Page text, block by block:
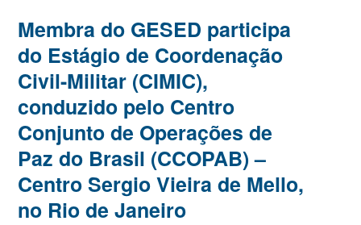
Membra do GESED participa
do Estágio de Coordenação
Civil-Militar (CIMIC),
conduzido pelo Centro
Conjunto de Operações de
Paz do Brasil (CCOPAB) –
Centro Sergio Vieira de Mello,
no Rio de Janeiro